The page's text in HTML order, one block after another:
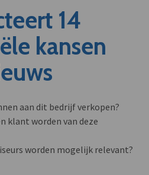
14
kansen
aan dit bedrijf verkopen?
klant worden van deze
worden mogelijk relevant?